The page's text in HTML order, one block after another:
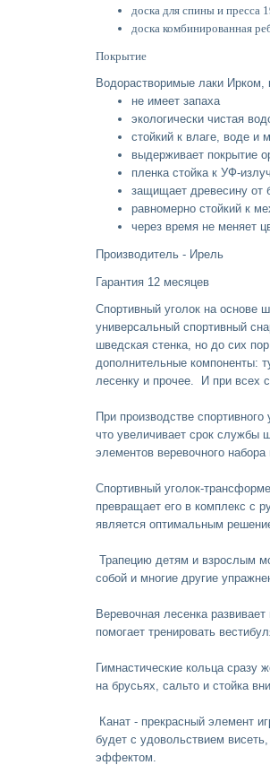
доска для спины и пресса
доска комбинированная
Покрытие
Водорастворимые лаки
не имеет запаха
экологически чистая
стойкий к влаге, воде
выдерживает покрытие
пленка стойка к УФ-
защищает древесину от
равномерно стойкий к
через время не меняет
Производитель - Ирель
Гарантия 12 месяцев
Спортивный уголок на основе
универсальный спортивный
шведская стенка, но до сих
дополнительные компоненты:
лесенку и прочее. И при всех
При производстве
что увеличивает срок службы
элементов веревочного
Спортивный уголок-
превращает его в комплекс с
является оптимальным
Трапецию детям и взрослым
собой и многие другие
Веревочная лесенка
помогает тренировать
Гимнастические кольца сразу
на брусьях, сальто и стойка
Канат - прекрасный элемент
будет с удовольствием
эффектом.